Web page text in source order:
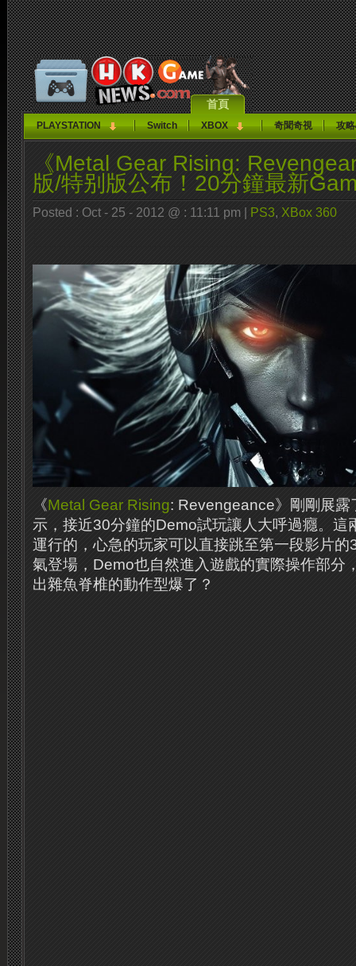
首頁
PLAYSTATION Switch XBOX 奇聞奇視 攻
《Metal Gear Rising:
版/特别版公布！20分鐘最新
Posted : Oct - 25 - 2012 @ : 11:11 pm | PS3, XBox 360
《Metal Gear Rising: Revengeance》剛剛展露
示，接近30分鐘的Demo試玩讓人大呼過癮。 這
運行的，心急的玩家可以直接跳至第一段影片
氣登場，Demo也自然進入遊戲的實際操作部分
出雜魚脊椎的動作型爆了？